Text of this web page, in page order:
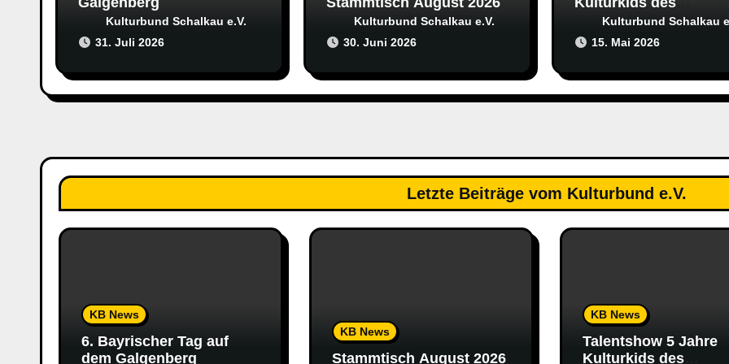
i
o
Kulturbund Schalkau e.V.
31. Juli 2026
Kulturbund Schalkau e.V.
30. Juni 2026
Kulturbund Schalkau
Kulturbund Schalkau
15. Mai 2026
Letzte Beiträge vom Kulturbund e.V.
KB News
6. Bayrischer Tag auf
dem Galgenberg
KB News
Stammtisch August 2026
KB News
Talentshow 5 Jahre
Kulturkids des